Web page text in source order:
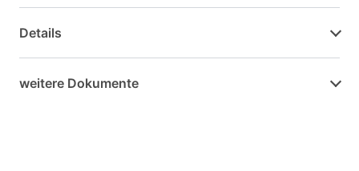
Details
weitere Dokumente